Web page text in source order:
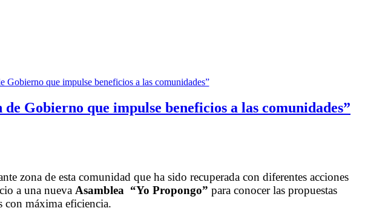
Gobierno que impulse beneficios a las comunidades”
zona de esta comunidad que ha sido recuperada con diferentes acciones
a una nueva Asamblea “Yo Propongo” para conocer las propuestas
con máxima eficiencia.